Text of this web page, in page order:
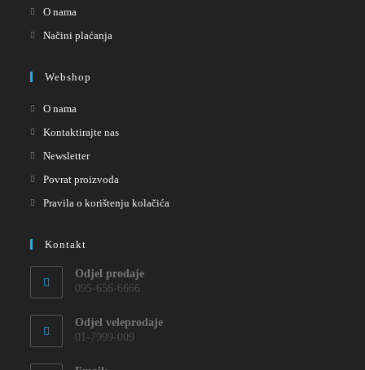
O nama
Načini plaćanja
Webshop
O nama
Kontaktirajte nas
Newsletter
Povrat proizvoda
Pravila o korištenju kolačića
Kontakt
Odjel prodaje
095-656-6666
Odjel veleprodaje
01-7999-009